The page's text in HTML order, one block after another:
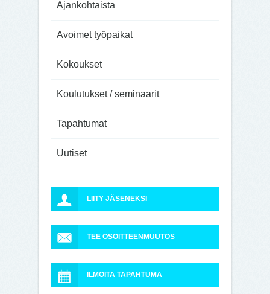
Ajankohtaista
Avoimet työpaikat
Kokoukset
Koulutukset / seminaarit
Tapahtumat
Uutiset
LIITY JÄSENEKSI
TEE OSOITTEENMUUTOS
ILMOITA TAPAHTUMA